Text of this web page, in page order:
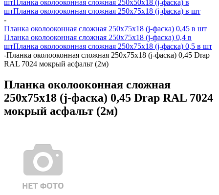
штПланка околооконная сложная 250х50х18 (j-фаска) в
штПланка околооконная сложная 250х75х18 (j-фаска) в шт
-
Планка околооконная сложная 250х75х18 (j-фаска) 0,45 в шт
Планка околооконная сложная 250х75х18 (j-фаска) 0,4 в
штПланка околооконная сложная 250х75х18 (j-фаска) 0,5 в шт
-Планка околооконная сложная 250х75х18 (j-фаска) 0,45 Drap
RAL 7024 мокрый асфальт (2м)
Планка околооконная сложная
250х75х18 (j-фаска) 0,45 Drap RAL 7024
мокрый асфальт (2м)